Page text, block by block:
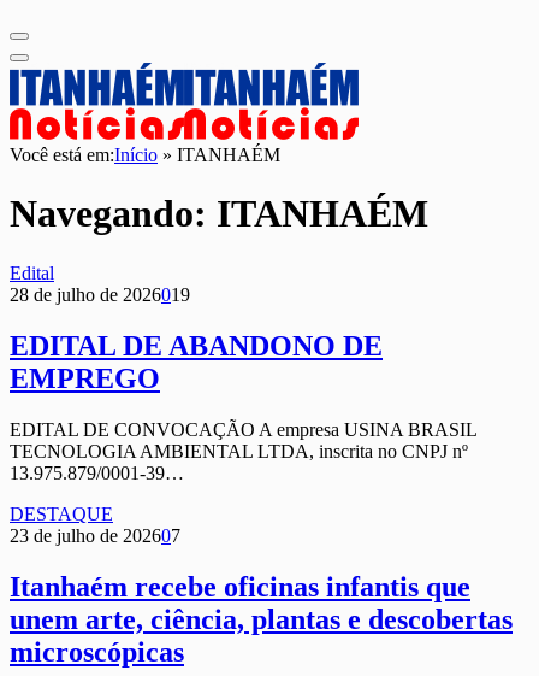
Você está em:Início » ITANHAÉM
Navegando: ITANHAÉM
Edital
28 de julho de 2026019
EDITAL DE ABANDONO DE
EMPREGO
EDITAL DE CONVOCAÇÃO A empresa USINA BRASIL
TECNOLOGIA AMBIENTAL LTDA, inscrita no CNPJ nº
13.975.879/0001-39…
DESTAQUE
23 de julho de 202607
Itanhaém recebe oficinas infantis que
unem arte, ciência, plantas e descobertas
microscópicas